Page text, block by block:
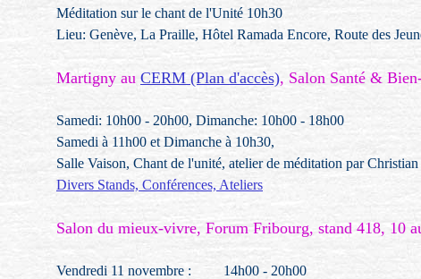
Méditation sur le chant de l'Unité 10h30
Lieu: Genève, La Praille, Hôtel Ramada Encore, Route des
Martigny au CERM (Plan d'accès), Salon Santé &
Samedi: 10h00 - 20h00, Dimanche: 10h00 - 18h00
Samedi à 11h00 et Dimanche à 10h30,
Salle Vaison, Chant de l'unité, atelier de méditation par Christian
Divers Stands, Conférences, Ateliers
Salon du mieux-vivre, Forum Fribourg, stand 418, 10
Vendredi 11 novembre : 14h00 - 20h00